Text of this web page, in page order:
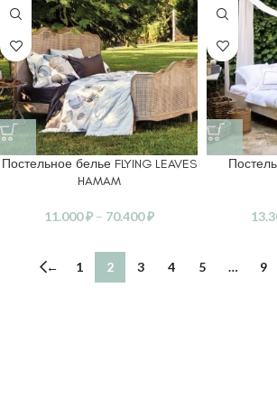
Постельное белье FLYING LEAVES
HAMAM
11.000₽ – 70.400₽
← 1 2 3 4 5 … 9